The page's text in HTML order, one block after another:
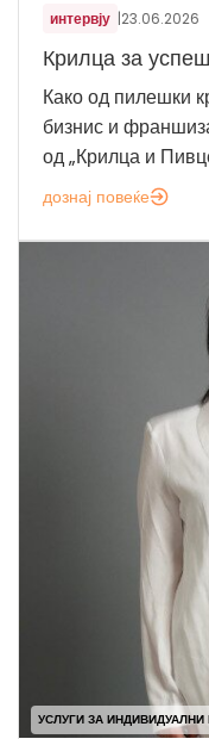
интервју |23.06.2026
Крилца за
Како од пилешки
бизнис и
од „Крилца и
дознај повеќе
УСЛУГИ ЗА ИНДИВИДУАЛНИ